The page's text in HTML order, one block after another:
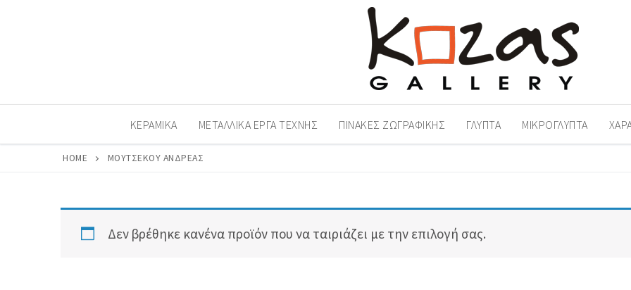
ΚΕΡΑΜΙΚΆ ΜΕΤΑΛΛΙΚΆ ΈΡΓΑ ΤΈΧΝΗΣ ΠΊΝΑΚΕΣ ΖΩΓΡΑΦΙΚΉΣ ΓΛΥΠΤΆ ΜΙΚΡΟΓΛΥΠΤΆ
HOME ΜΟΥΤΣΈΚΟΥ ΑΝΔΡΈΑΣ
Δεν βρέθηκε κανένα προϊόν που να ταιριάζει με την επιλογή σας.